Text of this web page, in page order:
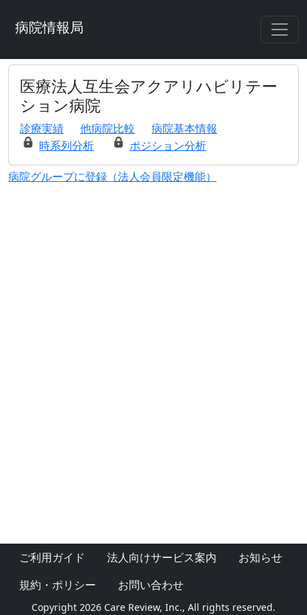
病院情報局
医療法人互生会アクアリハビリテー
ション病院
診療実績 他病院比較
病院基本情報
時系列分析
ポジション分析
病院グループに登録（法人会員限定機能）
ご利用ガイド 法人向けサービス案内
お知らせ
規約・ポリシー
お問い合わせ
Copyright 2026 Care Review, Inc., All rights reserved.